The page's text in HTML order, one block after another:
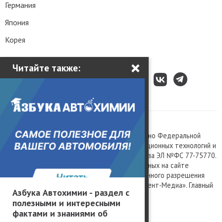
Читайте также: ×
Азбука Автохимии - раздел с
полезными и интересными
фактами и знаниями об
Германия
Япония
Корея
Сетевое издание «Kolesa.ru», зарегистрировано Федеральной
службой по надзору в сфере связи, информационных технологий и
массовых коммуникаций, номер свидетельства ЭЛ №ФС 77-75770.
Любое использование материалов, размещенных на сайте
www.kolesa.ru, допускается только с письменного разрешения
правообладателя. Учредитель ООО «Президент-Медиа». Главный
редактор Баландин М.А. 0+
Политика конфиденциальности